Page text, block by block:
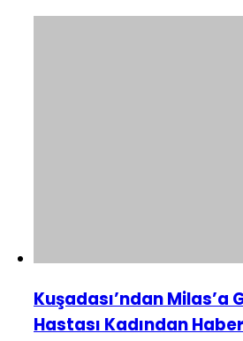
Kuşadası’ndan Milas’a
Hastası Kadından